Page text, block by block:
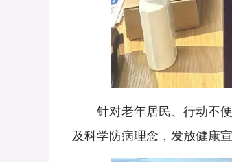
针对老年居民、行动不便
及科学防病理念，发放健康